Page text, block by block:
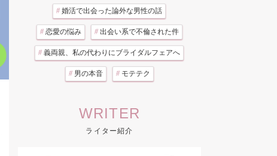
# 婚活で出会った論外な男性の話
# 恋愛の悩み # 出会い系で不倫された件
# 義両親、私の代わりにブライダルフェアへ
# 男の本音 # モテテク
WRITER
ライター紹介